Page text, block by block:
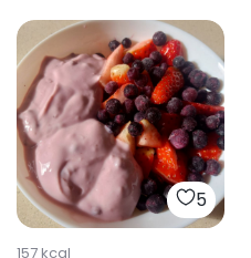
5
157kcal